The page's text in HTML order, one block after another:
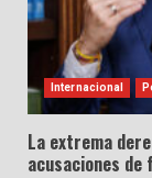
Internacional
La extrema
acusaciones de